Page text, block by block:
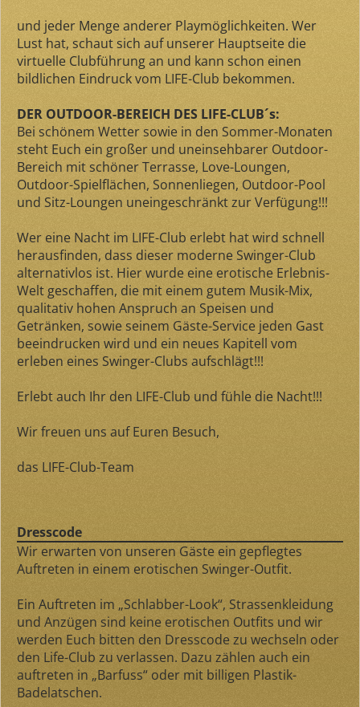
und jeder Menge anderer Playmöglichkeiten. Wer
Lust hat, schaut sich auf unserer Hauptseite die
virtuelle Clubführung an und kann schon einen
bildlichen Eindruck vom LIFE-Club bekommen.
DER OUTDOOR-BEREICH DES LIFE-CLUB´s:
Bei schönem Wetter sowie in den Sommer-Monaten
steht Euch ein großer und uneinsehbarer Outdoor-
Bereich mit schöner Terrasse, Love-Loungen,
Outdoor-Spielflächen, Sonnenliegen, Outdoor-Pool
und Sitz-Loungen uneingeschränkt zur Verfügung!!!
Wer eine Nacht im LIFE-Club erlebt hat wird schnell
herausfinden, dass dieser moderne Swinger-Club
alternativlos ist. Hier wurde eine erotische Erlebnis-
Welt geschaffen, die mit einem gutem Musik-Mix,
qualitativ hohen Anspruch an Speisen und
Getränken, sowie seinem Gäste-Service jeden Gast
beeindrucken wird und ein neues Kapitell vom
erleben eines Swinger-Clubs aufschlägt!!!
Erlebt auch Ihr den LIFE-Club und fühle die Nacht!!!
Wir freuen uns auf Euren Besuch,
das LIFE-Club-Team
Dresscode
Wir erwarten von unseren Gäste ein gepflegtes
Auftreten in einem erotischen Swinger-Outfit.
Ein Auftreten im „Schlabber-Look“, Strassenkleidung
und Anzügen sind keine erotischen Outfits und wir
werden Euch bitten den Dresscode zu wechseln oder
den Life-Club zu verlassen. Dazu zählen auch ein
auftreten in „Barfuss“ oder mit billigen Plastik-
Badelatschen.